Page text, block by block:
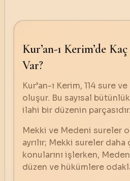
Kur’an-ı Kerim’de
Var?
Kur’an-ı Kerim, 114 sure
oluşur. Bu sayısal
ilahi bir düzenin parçasıdır.
Mekki ve Medeni sureler
ayrılır; Mekki sureler
konularını işlerken,
düzen ve hükümlere